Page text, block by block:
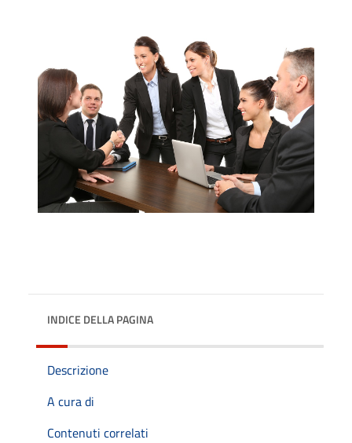
INDICE DELLA PAGINA
Descrizione
A cura di
Contenuti correlati